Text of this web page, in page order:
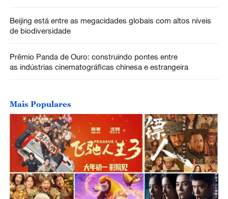
Beijing está entre as megacidades globais com altos níveis
de biodiversidade
Prêmio Panda de Ouro: construindo pontes entre
as indústrias cinematográficas chinesa e estrangeira
Mais Populares